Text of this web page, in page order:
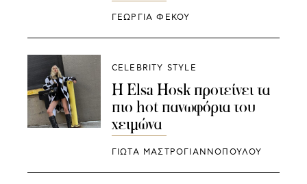
ΓΕΩΡΓΙΑ ΦΕΚΟΥ
CELEBRITY STYLE
H Elsa Hosk προτείνει τα
πιο hot πανωφόρια του
χειμώνα
ΓΙΩΤΑ ΜΑΣΤΡΟΓΙΑΝΝΟΠΟΥΛΟΥ